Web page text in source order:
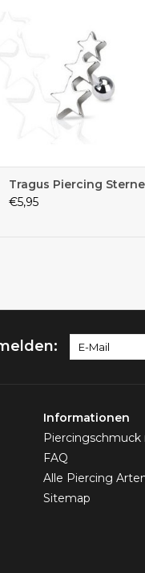
Tragus Piercing Sterne
€5,95
Informationen
FAQ
Alle Piercing
Sitemap